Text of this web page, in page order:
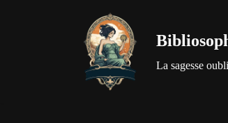
La sagesse